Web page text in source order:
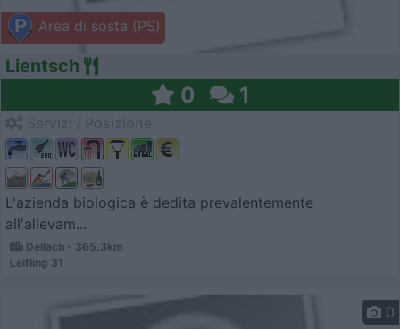
Area di sosta (PS)
Lientsch
0 1
L'azienda biologica è dedita prevalentemente
all'allevam...
Dellach - 365.3km
Leifling 31
0